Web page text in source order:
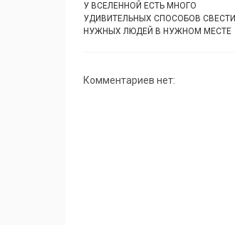
У ВСЕЛЕННОЙ ЕСТЬ МНОГО
УДИВИТЕЛЬНЫХ СПОСОБОВ СВЕСТИ
НУЖНЫХ ЛЮДЕЙ В НУЖНОМ МЕСТЕ
Комментариев нет: